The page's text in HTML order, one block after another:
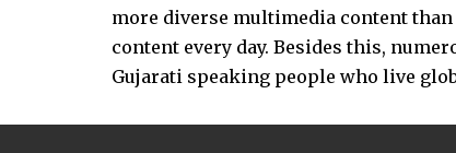
more diverse multimedia content
content every day. Besides this,
Gujarati speaking people who live